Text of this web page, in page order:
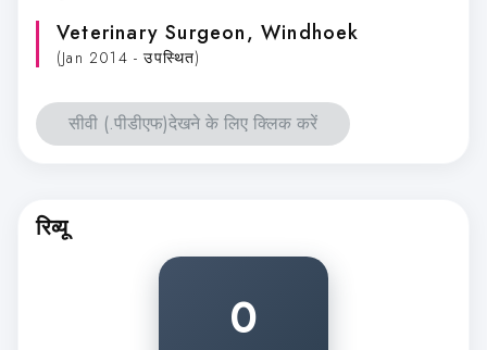
Veterinary Surgeon, Windhoek
(Jan 2014 - उपस्थित)
सीवी (.पीडीएफ)देखने के लिए क्लिक करें
रिव्यू
0